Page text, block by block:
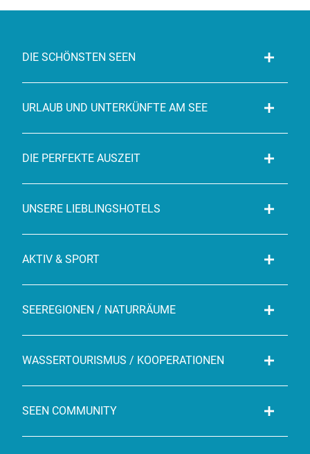
DIE SCHÖNSTEN SEEN
URLAUB UND UNTERKÜNFTE AM SEE
DIE PERFEKTE AUSZEIT
UNSERE LIEBLINGSHOTELS
AKTIV & SPORT
SEEREGIONEN / NATURRÄUME
WASSERTOURISMUS / KOOPERATIONEN
SEEN COMMUNITY